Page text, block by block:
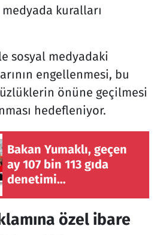
kuralları
sosyal medyadaki
engellenmesi, bu
önüne geçilmesi
hedefleniyor.
Bakan Yumaklı, geçen
ay 107 bin 113 gıda
denetimi
bildirdi
özel ibare